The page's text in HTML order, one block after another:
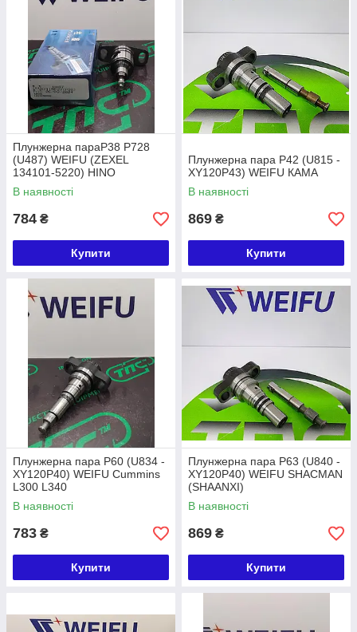
Плунжерна параP38 P728
(U487) WEIFU (ZEXEL
134101-5220) HINO
В наявності
784 ₴
Купити
Плунжерна пара P42 (U815 -
XY120P43) WEIFU КАМА
В наявності
869 ₴
Купити
Плунжерна пара P60 (U834 -
XY120P40) WEIFU Cummins
L300 L340
В наявності
783 ₴
Купити
Плунжерна пара P63 (U840 -
XY120P40) WEIFU SHACMAN
(SHAANXI)
В наявності
869 ₴
Купити